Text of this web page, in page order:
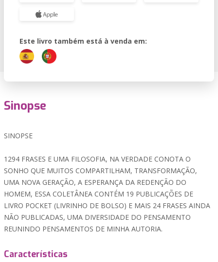
Este livro também está à venda em:
Sinopse
SINOPSE
1294 FRASES E UMA FILOSOFIA, NA VERDADE CONOTA O
SONHO QUE MUITOS COMPARTILHAM, TRANSFORMAÇÃO,
UMA NOVA GERAÇÃO, A ESPERANÇA DA REDENÇÃO DO
HOMEM, ESSA COLETÂNEA CONTÉM 19 PUBLICAÇÕES DE
LIVRO POCKET (LIVRINHO DE BOLSO) E MAIS 24 FRASES AINDA
NÃO PUBLICADAS, UMA DIVERSIDADE DO PENSAMENTO
REUNINDO PENSAMENTOS DE MINHA AUTORIA.
Características